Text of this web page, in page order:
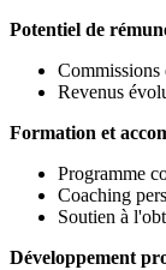
Potentiel de
Commissions
Revenus
Formation et
Programme
Coaching
Soutien à
Développement